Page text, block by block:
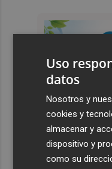
Uso
datos
Nosotros y
cookies y
almacenar y
dispositivo y
como su